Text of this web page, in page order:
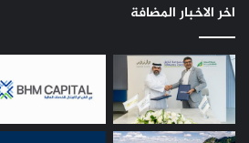
اخر الاخبار المضافة